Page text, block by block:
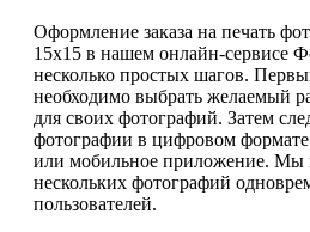
Оформление заказа на печать
15х15 в нашем онлайн-сервисе
несколько простых шагов.
необходимо выбрать желаемый
для своих фотографий. Затем
фотографии в цифровом формате
или мобильное приложение. Мы
нескольких фотографий
пользователей.